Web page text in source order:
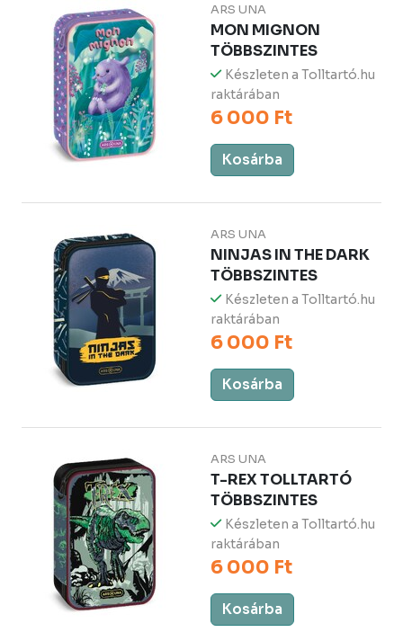
ARS UNA
MON MIGNON
TÖBBSZINTES
Készleten a Tolltartó.hu
raktárában
6 000 Ft
Kosárba
ARS UNA
NINJAS IN THE DARK
TÖBBSZINTES
Készleten a Tolltartó.hu
raktárában
6 000 Ft
Kosárba
ARS UNA
T-REX TOLLTARTÓ
TÖBBSZINTES
Készleten a Tolltartó.hu
raktárában
6 000 Ft
Kosárba